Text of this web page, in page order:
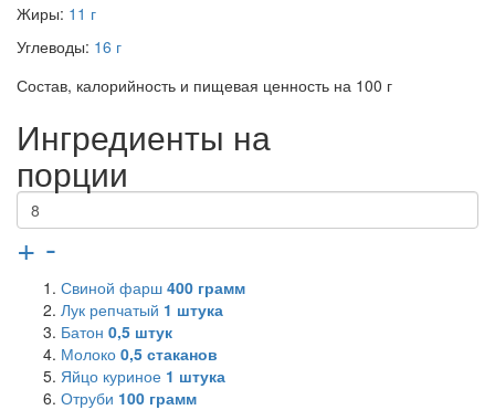
Жиры: 11 г
Углеводы: 16 г
Состав, калорийность и пищевая ценность на 100 г
Ингредиенты на
порции
+ -
Свиной фарш 400 грамм
Лук репчатый 1 штука
Батон 0,5 штук
Молоко 0,5 стаканов
Яйцо куриное 1 штука
Отруби 100 грамм